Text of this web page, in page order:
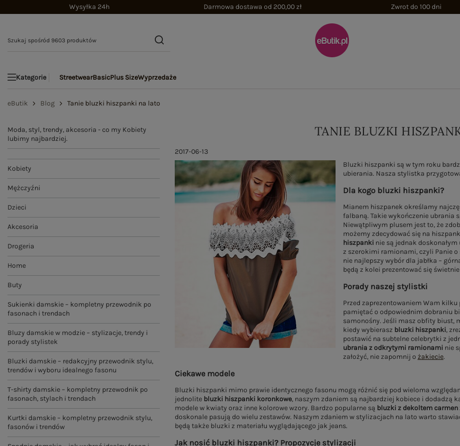
Wysyłka 24h Darmowa dostawa od 200,00 zł Zwrot do 100 dni
Kategorie StreetwearBasicPlus SizeWyprzedaże
eButik Blog Tanie bluzki hiszpanki na lato
Moda, styl, trendy, akcesoria - co my Kobiety
lubimy najbardziej.
Kobiety
Mężczyźni
Dzieci
Akcesoria
Drogeria
Home
Buty
Sukienki damskie – kompletny przewodnik po
fasonach i trendach
Bluzy damskie w modzie – stylizacje, trendy i
porady stylistek
Bluzki damskie – redakcyjny przewodnik stylu,
trendów i wyboru idealnego fasonu
T-shirty damskie – kompletny przewodnik po
fasonach, stylach i trendach
Kurtki damskie – kompletny przewodnik stylu,
fasonów i trendów
TANIE BLUZKI
2017-06-13
Bluzki hiszpanki są w tym roku
ubierania. Nasza stylistka
Dla kogo bluzki hiszpanki?
Mianem hiszpanek określamy
falbaną. Takie wykończenie ubrania
Niewątpliwym plusem jest to, że
możemy zdecydować się na
hiszpankinie są jednak
z szerokimi ramionami, czyli Panie o
nie najlepszy wybór dla jabłka –
będą z kolei prezentować się
Porady naszej stylistki
Przed zaprezentowaniem Wam kilku
pamiętać o odpowiednim dobraniu
samonośny. Jeśli masz obfity biust,
kiedy wybierasz bluzki hiszpanki,
postawić na subtelne celebrytki z
ubrania z odkrytymi ramionaminie
założyć, nie zapomnij o żakiecie.
Ciekawe modele
Bluzki hiszpanki mimo prawie identycznego fasonu mogą różnić się pod wieloma
jednolite bluzki hiszpanki koronkowe, naszym zdaniem są najbardziej kobiece i dodadzą
modele w kwiaty oraz inne kolorowe wzory. Bardzo popularne są bluzki z dekoltem carmen
doskonale pasują do wielu zestawów. Naszym zdaniem w stylizacjach na lato warto
będą także bluzki z materiału wyglądającego jak jeans.
Jak nosić bluzki hiszpanki? Propozycje stylizacji